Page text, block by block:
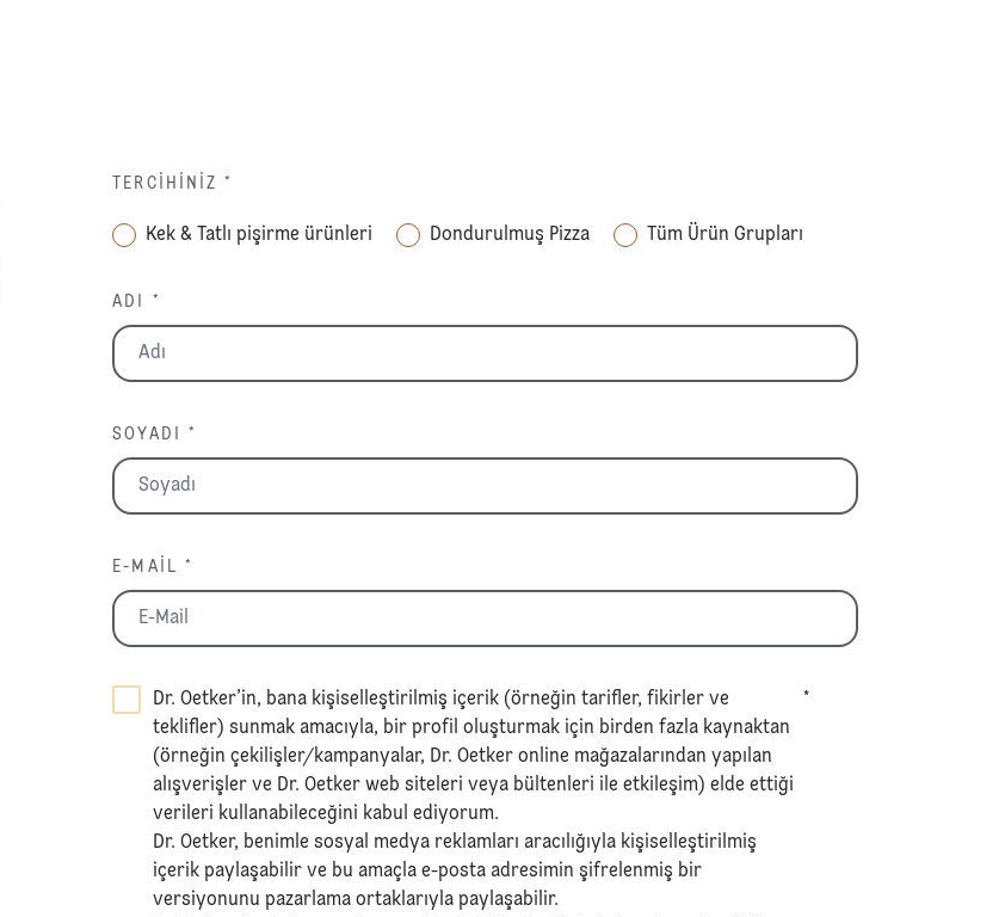
TERCIHINIZ *
Kek & Tatlı pişirme ürünleri Dondurulmuş Pizza Tüm Ürün Grupları
ADI *
SOYADI *
E-MAIL *
Dr. Oetker’in, bana kişiselleştirilmiş içerik (örneğin tarifler, fikirler ve
teklifler) sunmak amacıyla, bir profil oluşturmak için birden fazla kaynaktan
(örneğin çekilişler/kampanyalar, Dr. Oetker online mağazalarından yapılan
alışverişler ve Dr. Oetker web siteleri veya bültenleri ile etkileşim) elde ettiği
verileri kullanabileceğini kabul ediyorum.
Dr. Oetker, benimle sosyal medya reklamları aracılığıyla kişiselleştirilmiş
içerik paylaşabilir ve bu amaçla e-posta adresimin şifrelenmiş bir
versiyonunu pazarlama ortaklarıyla paylaşabilir.
*